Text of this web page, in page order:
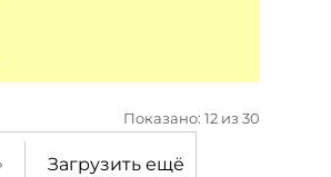
Показано: 12 из 30
Загрузить ещё